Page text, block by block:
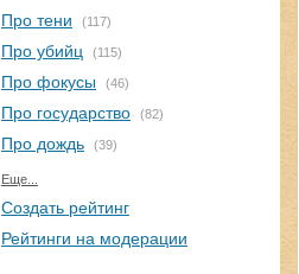
Про тени (117)
Про убийц (115)
Про фокусы (46)
Про государство (82)
Про дождь (39)
Еще...
Создать рейтинг
Рейтинги на модерации